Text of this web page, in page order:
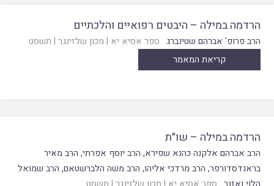
הרדמה במילה – היבטים רפואיים והלכתיים
הרב פרופ' אברהם שטינברג ספר אסיא יא | מכון שלזינגר | תשסט
קריאת המאמר
הרדמה במילה – שו״ת
הרב אברהם אלקנה כהנא שפירא, הרב יוסף אפרתי, הרב מאיר
בראנדסדורפר, הרב מרדכי אליהו, הרב משה הלברשטאם, הרב שמואל